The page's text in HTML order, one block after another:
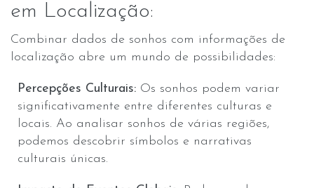
em Localização:
Combinar dados de sonhos com informações de
localização abre um mundo de possibilidades:
Percepções Culturais: Os sonhos podem variar
significativamente entre diferentes culturas e
locais. Ao analisar sonhos de várias regiões,
podemos descobrir símbolos e narrativas
culturais únicas.